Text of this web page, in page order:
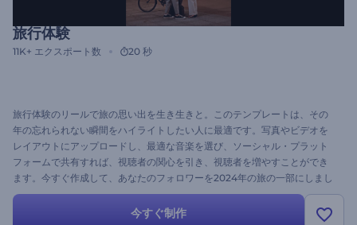
旅行体験
11K+ エクスポート数 20 秒
旅行体験のリールで旅の思い出を生き生きと。このテンプレートは、その
年の忘れられない瞬間をハイライトしたい人に最適です。写真やビデオを
レイアウトにアップロードし、最適な音楽を選び、ソーシャル・プラット
フォームで共有すれば、視聴者の関心を引き、視聴者を増やすことができ
ます。今すぐ作成して、あなたのフォロワーを2024年の旅の一部にしまし
ょう！
今すぐ制作